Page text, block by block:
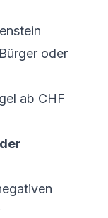
oder
ab CHF